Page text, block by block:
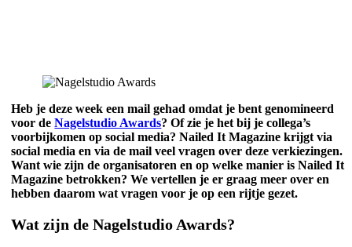
Heb je deze week een mail gehad omdat je bent genomineerd
voor deNagelstudio Awards? Of zie je het bij je collega’s
voorbijkomen op social media? Nailed It Magazine krijgt via
social media en via de mail veel vragen over deze verkiezingen.
Want wie zijn de organisatoren en op welke manier is Nailed It
Magazine betrokken? We vertellen je er graag meer over en
hebben daarom wat vragen voor je op een rijtje gezet.
Wat zijn de Nagelstudio Awards?